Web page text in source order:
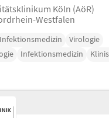
Köln (AöR)
Westfalen
Infektionsmedizin
Virologie
Infektionsmedizin